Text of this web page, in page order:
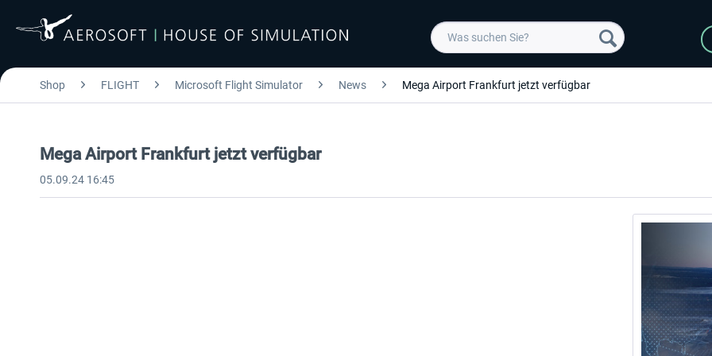
Shop FLIGHT Microsoft Flight Simulator News Mega Airport Frankfurt jetzt verfügbar
Mega Airport Frankfurt jetzt verfügbar
05.09.24 16:45